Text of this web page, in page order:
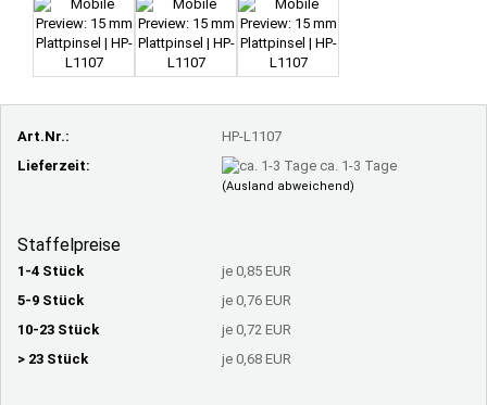
Art.Nr.:
HP-L1107
Lieferzeit:
ca. 1-3 Tage
(Ausland abweichend)
Staffelpreise
1-4 Stück
je 0,85 EUR
5-9 Stück
je 0,76 EUR
10-23 Stück
je 0,72 EUR
> 23 Stück
je 0,68 EUR